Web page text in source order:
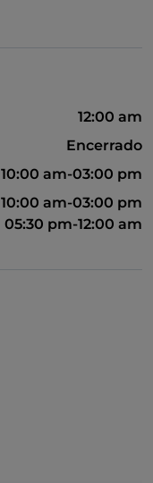
12:00 am
Encerrado
10:00 am-03:00 pm
10:00 am-03:00 pm
05:30 pm-12:00 am